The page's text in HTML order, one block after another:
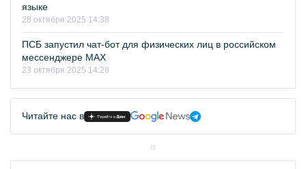
языке
28 октября 2025 14:38
ПСБ запустил чат-бот для физических лиц в российском
мессенджере MAX
23 октября 2025 14:28
Читайте нас в